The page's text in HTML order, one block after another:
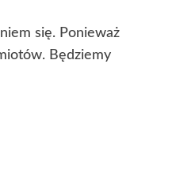
się. Ponieważ
Będziemy